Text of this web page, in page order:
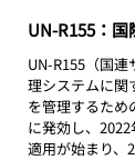
UN-R155：
UN-R155（国
理システムに関
を管理するため
に発効し、
適用が始まり、